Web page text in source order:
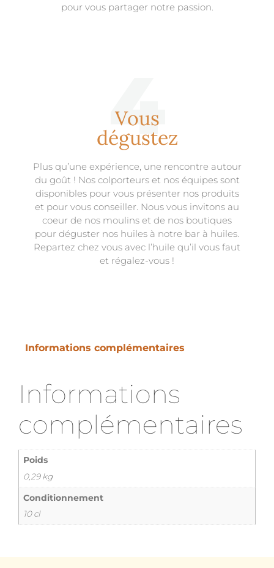
pour vous partager notre passion.
4
Vous
dégustez
Plus qu’une expérience, une rencontre autour
du goût ! Nos colporteurs et nos équipes sont
disponibles pour vous présenter nos produits
et pour vous conseiller. Nous vous invitons au
coeur de nos moulins et de nos boutiques
pour déguster nos huiles à notre bar à huiles.
Repartez chez vous avec l’huile qu’il vous faut
et régalez-vous !
Informations complémentaires
Informations
complémentaires
Poids
0,29 kg
Conditionnement
10 cl